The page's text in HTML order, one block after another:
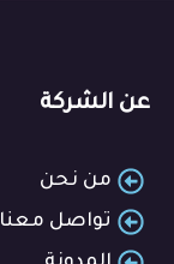
عن الشركة
من نحن
تواصل معنا